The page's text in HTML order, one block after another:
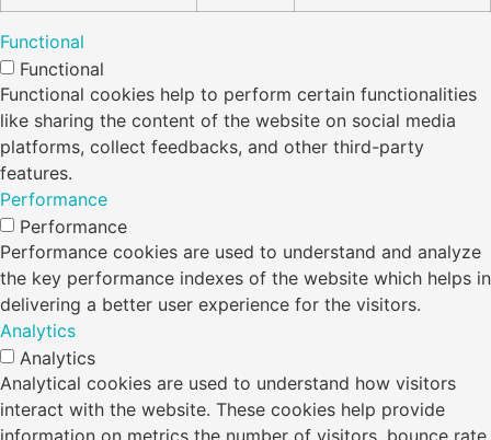
Functional
Functional
Functional cookies help to perform certain functionalities
like sharing the content of the website on social media
platforms, collect feedbacks, and other third-party
features.
Performance
Performance
Performance cookies are used to understand and analyze
the key performance indexes of the website which helps in
delivering a better user experience for the visitors.
Analytics
Analytics
Analytical cookies are used to understand how visitors
interact with the website. These cookies help provide
information on metrics the number of visitors, bounce rate,